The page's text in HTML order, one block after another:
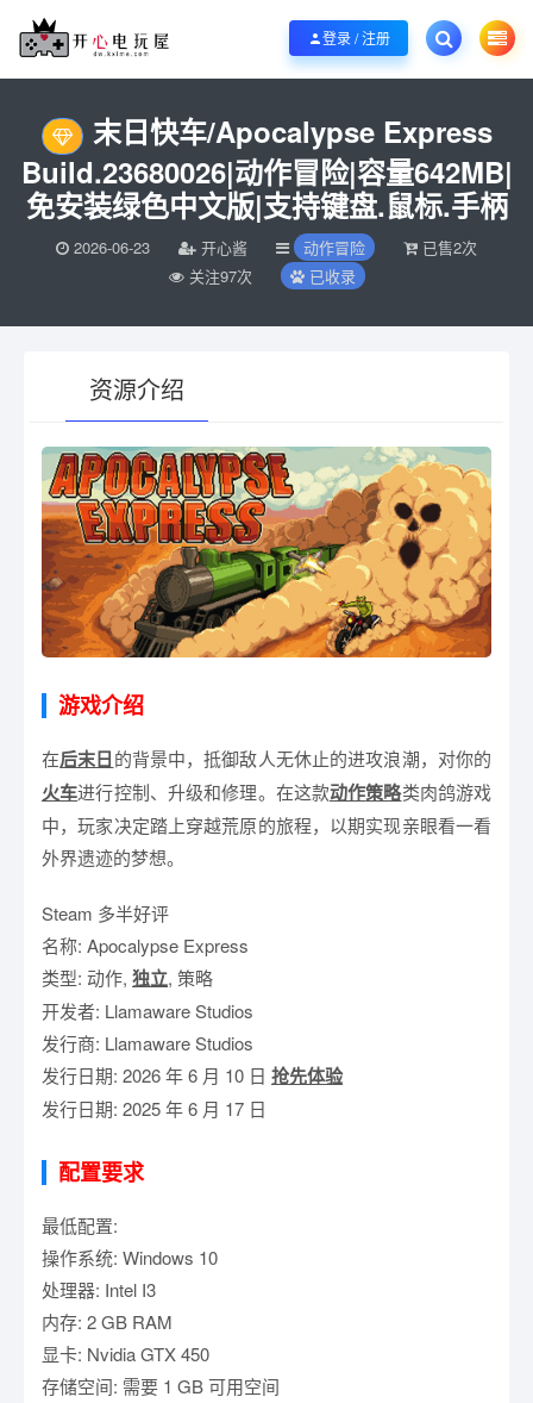
欢迎您光临开心电玩屋，本站专注分享精品整合游戏！销售只是起点！服务永无
登录 / 注册
当前位置： 开心电玩屋 动作冒险 >末日快车/Apocalypse
末日快车/Apocalypse Express
Build.23680026|动作冒险|容量642MB|
免安装绿色中文版|支持键盘.鼠标.手柄
2026-06-23 开心酱 动作冒险
已售2次
关注97次
已收录
资源介绍
有疑问？请点击复制链接咨询！
游戏介绍
在后末日的背景中，抵御敌人无休止的进攻浪潮，对你的
火车进行控制、升级和修理。在这款动作策略类肉鸽游戏
中，玩家决定踏上穿越荒原的旅程，以期实现亲眼看一看
外界遗迹的梦想。
Steam 多半好评
名称: Apocalypse Express
类型: 动作, 独立, 策略
开发者: Llamaware Studios
发行商: Llamaware Studios
发行日期: 2026 年 6 月 10 日 抢先体验
发行日期: 2025 年 6 月 17 日
配置要求
最低配置:
操作系统: Windows 10
处理器: Intel I3
内存: 2 GB RAM
显卡: Nvidia GTX 450
存储空间: 需要 1 GB 可用空间